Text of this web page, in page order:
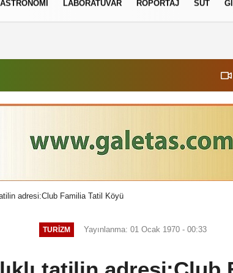
LABORATUVAR RÖPORTAJ SÜT
adresi:Club Familia Tatil Köyü
TURIZM Yayınlanma: 01 Ocak 1970 - 00:33